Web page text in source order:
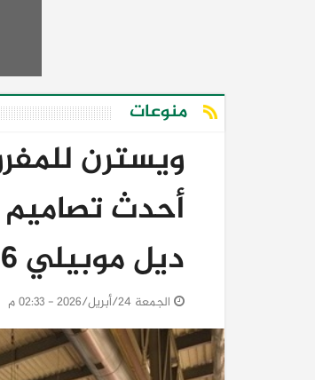
منوعات
ويسترن
أحدث تصاميم
ديل موبيلي 2026
الجمعة 24/أبريل/2026 - 02:33 م